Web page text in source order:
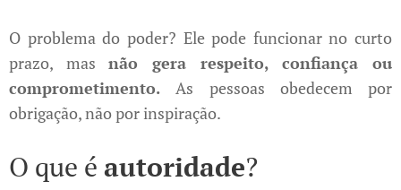
O problema do poder? Ele pode funcionar no curto
prazo, masnão gera respeito, confiança ou
comprometimento. As pessoas obedecem por
obrigação, não por inspiração.
O que é autoridade?